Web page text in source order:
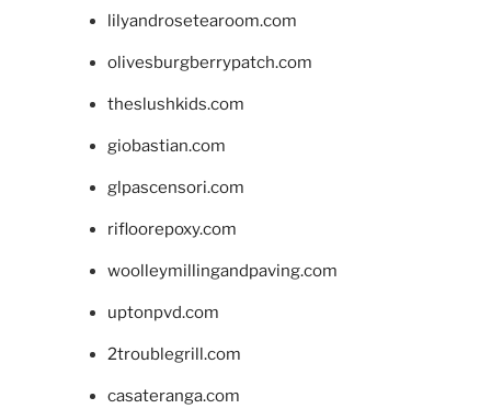
lilyandrosetearoom.com
olivesburgberrypatch.com
theslushkids.com
giobastian.com
glpascensori.com
rifloorepoxy.com
woolleymillingandpaving.com
uptonpvd.com
2troublegrill.com
casateranga.com